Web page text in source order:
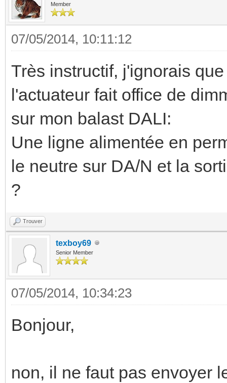
Member
07/05/2014, 10:11:12
Très instructif, j'ignorais
l'actuateur fait office de
sur mon balast DALI:
Une ligne alimentée en
le neutre sur DA/N et la
?
Trouver
texboy69
Senior Member
07/05/2014, 10:34:23
Bonjour,
non, il ne faut pas envoyer